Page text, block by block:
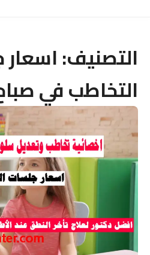
التصنيف:
التخاطب في